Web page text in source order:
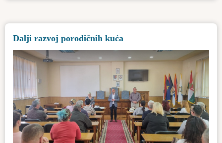
snagama
obala
jezera
Dalji razvoj porodičnih kuća